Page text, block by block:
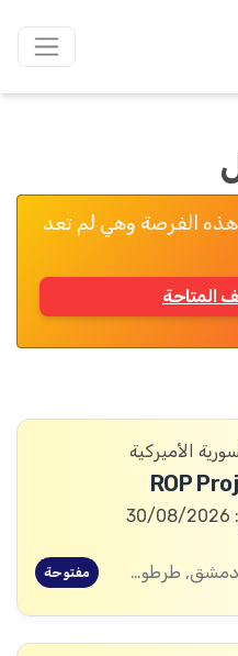
هذه الفرصة وهي لم تعد
المتاحة
الأميركية
ROP
حلب, دمشق, طرطوس, ريف دمشق, ديرالزور, درعا, السويداء, إدلب, القنيطرة, اللاذقية, الرقة, حمص, الحسكة, حماة مفتوحة